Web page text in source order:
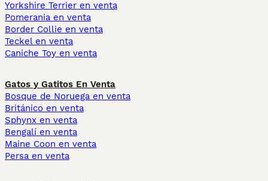
Yorkshire Terrier en venta
Pomerania en venta
Border Collie en venta
Teckel en venta
Caniche Toy en venta
Gatos y Gatitos En Venta
Bosque de Noruega en venta
Británico en venta
Sphynx en venta
Bengalí en venta
Maine Coon en venta
Persa en venta